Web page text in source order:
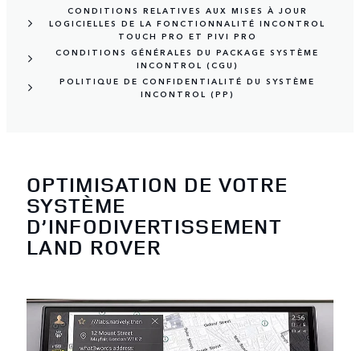
CONDITIONS RELATIVES AUX MISES À JOUR
LOGICIELLES DE LA FONCTIONNALITÉ INCONTROL
TOUCH PRO ET PIVI PRO
CONDITIONS GÉNÉRALES DU PACKAGE SYSTÈME
INCONTROL (CGU)
POLITIQUE DE CONFIDENTIALITÉ DU SYSTÈME
INCONTROL (PP)
OPTIMISATION DE VOTRE
SYSTÈME
D’INFODIVERTISSEMENT
LAND ROVER